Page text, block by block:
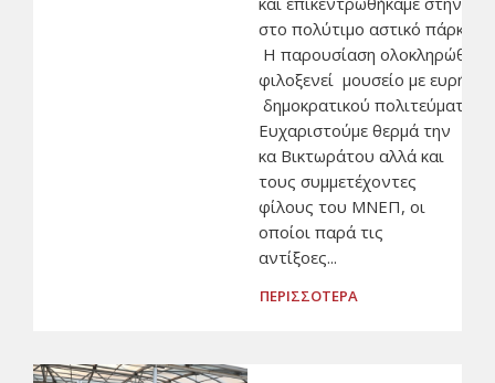
στο πολύτιμο αστικό πάρκο,
Η παρουσίαση
φιλοξενεί μουσείο με
δημοκρατικού πολιτεύματος.
Ευχαριστούμε θερμά την
κα Βικτωράτου αλλά και
τους συμμετέχοντες
φίλους του ΜΝΕΠ, οι
οποίοι παρά τις
αντίξοες...
ΠΕΡΙΣΣΟΤΕΡΑ